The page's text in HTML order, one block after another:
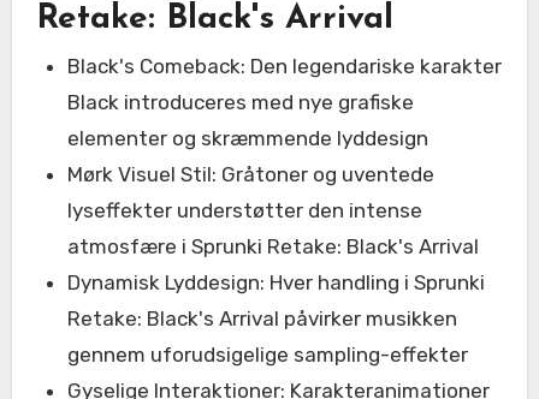
Retake: Black's Arrival
Black's Comeback: Den legendariske karakter
Black introduceres med nye grafiske
elementer og skræmmende lyddesign
Mørk Visuel Stil: Gråtoner og uventede
lyseffekter understøtter den intense
atmosfære i Sprunki Retake: Black's Arrival
Dynamisk Lyddesign: Hver handling i Sprunki
Retake: Black's Arrival påvirker musikken
gennem uforudsigelige sampling-effekter
Gyselige Interaktioner: Karakteranimationer